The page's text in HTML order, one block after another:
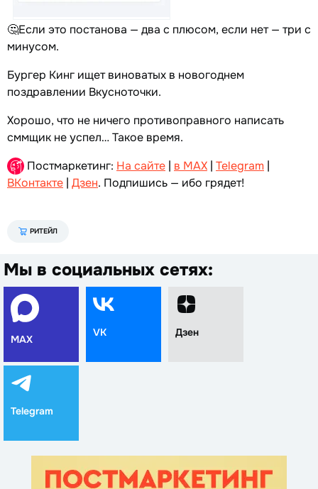
🤔Если это постанова — два с плюсом, если нет — три с
минусом.
Бургер Кинг ищет виноватых в новогоднем
поздравлении Вкусноточки.
Хорошо, что не ничего противоправного написать
сммщик не успел… Такое время.
Постмаркетинг: На сайте | в MAX | Telegram |
ВКонтакте | Дзен. Подпишись — ибо грядет!
РИТЕЙЛ
Мы в социальных сетях:
MAX
VK Дзен
Telegram